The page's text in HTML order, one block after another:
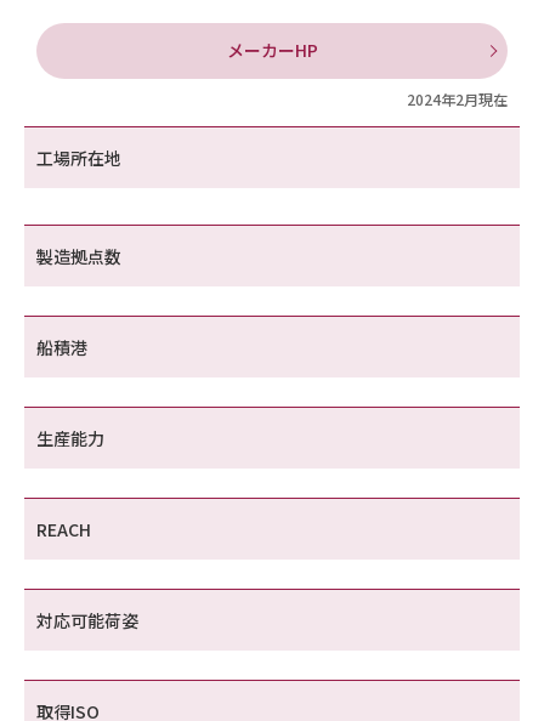
メーカーHP
2024年2月現在
工場所在地
製造拠点数
船積港
生産能力
REACH
対応可能荷姿
取得ISO